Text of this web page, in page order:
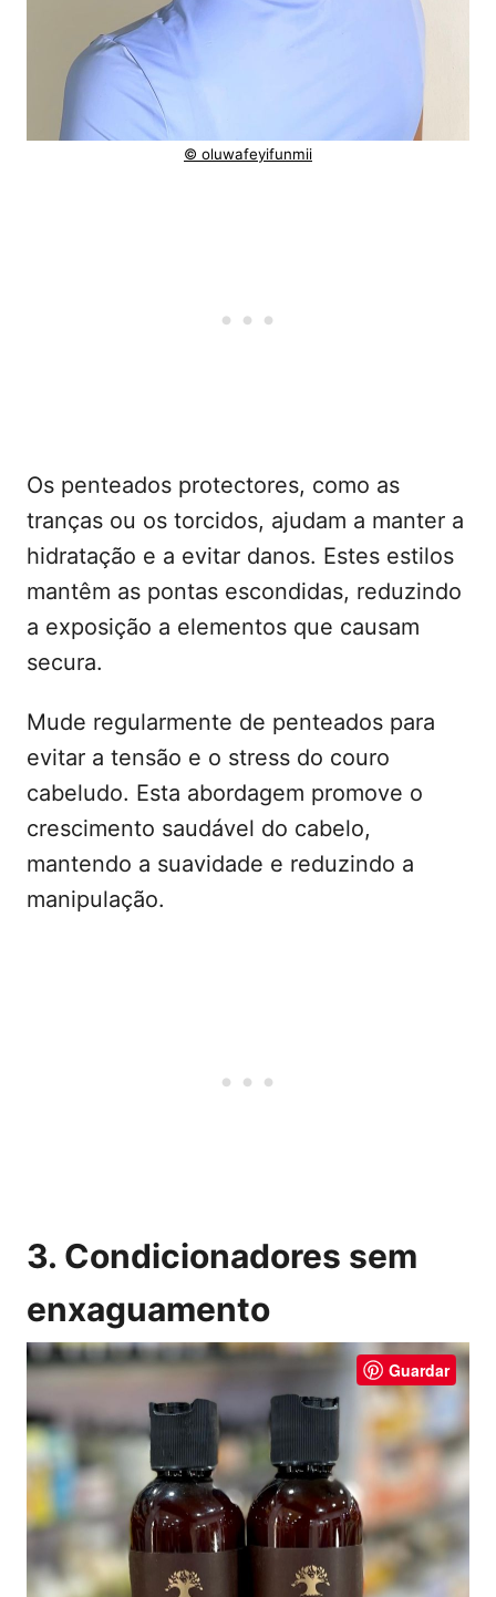
© oluwafeyifunmii
Os penteados protectores, como as
tranças ou os torcidos, ajudam a manter a
hidratação e a evitar danos. Estes estilos
mantêm as pontas escondidas, reduzindo
a exposição a elementos que causam
secura.
Mude regularmente de penteados para
evitar a tensão e o stress do couro
cabeludo. Esta abordagem promove o
crescimento saudável do cabelo,
mantendo a suavidade e reduzindo a
manipulação.
3. Condicionadores sem
enxaguamento
Guardar